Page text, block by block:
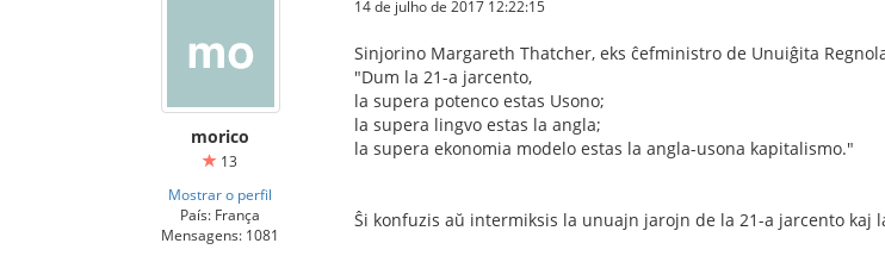
morico
13
Mostrar o perfil
País: França
Mensagens: 1081
14 de julho de 2017 12:22:15
Sinjorino Margareth Thatcher, eks ĉefministro de Unuiĝita
"Dum la 21-a jarcento,
la supera potenco estas Usono;
la supera lingvo estas la angla;
la supera ekonomia modelo estas la angla-usona kapitalismo."
Ŝi konfuzis aŭ intermiksis la unuajn jarojn de la 21-a jarcento kaj